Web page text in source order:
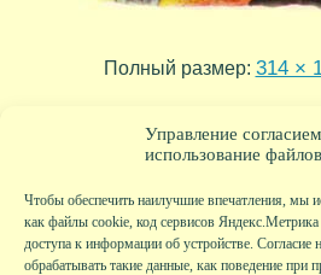
Управление
использование
Чтобы обеспечить наилучшие впечатления, мы
как файлы cookie, код сервисов
доступа к информации об устройстве. Согласие
обрабатывать такие данные, как поведение при
Полный размер: 314 ×